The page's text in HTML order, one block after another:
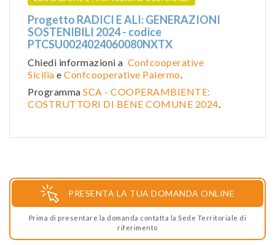
Progetto RADICI E ALI: GENERAZIONI
SOSTENIBILI 2024 - codice
PTCSU0024024060080NXTX
Chiedi informazioni a Confcooperative
Sicilia e Confcooperative Palermo.
Programma SCA - COOPERAMBIENTE:
COSTRUTTORI DI BENE COMUNE 2024.
PRESENTA LA TUA DOMANDA ONLINE
Prima di presentare la domanda contatta la Sede Territoriale di
riferimento